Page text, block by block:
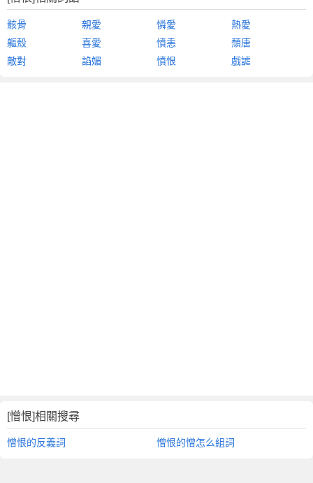
骸骨 親愛 憐愛
熱愛
軀殼
喜愛 憤恚
頹唐
敵對
諂媚 憤恨 戲謔
[憎恨]相關搜尋
憎恨的反義詞 憎恨的憎怎么組詞